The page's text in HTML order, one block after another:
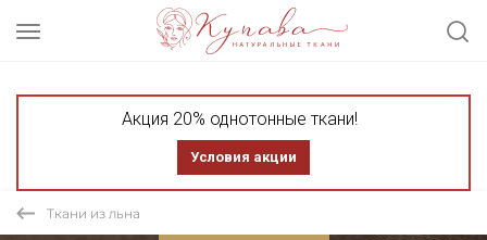
Акция 20% однотонные ткани!
Условия акции
Ткани из льна